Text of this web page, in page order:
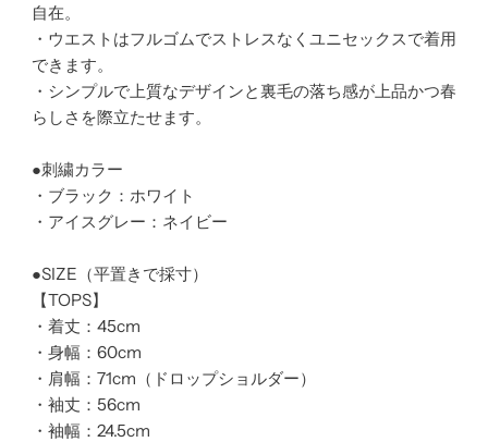
自在。
・ウエストはフルゴムでストレスなくユニセックスで着用
できます。
・シンプルで上質なデザインと裏毛の落ち感が上品かつ春
らしさを際立たせます。
●刺繍カラー
・ブラック：ホワイト
・アイスグレー：ネイビー
●SIZE（平置きで採寸）
【TOPS】
・着丈：45cm
・身幅：60cm
・肩幅：71cm（ドロップショルダー）
・袖丈：56cm
・袖幅：24.5cm